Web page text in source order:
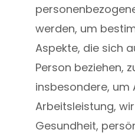
werden, um
Aspekte, die sich
Person beziehen,
insbesondere, um
Arbeitsleistung,
Gesundheit,